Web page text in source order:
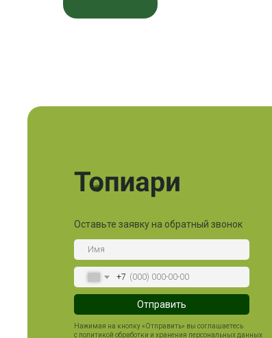
Оставьте заявку на обратный звонок
+7
Отправить
Нажимая на кнопку «Отправить» вы соглашаетесь
с политикой обработки и хранения персональных данных